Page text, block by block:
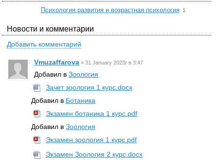
Психология развития и возрастная психология 1
Новости и комментарии
Добавить комментарий
Vmuzaffarova » 31 January 2023г в 3:47
Добавил в Зоология
Зачет зоология 1 курс.docx
Добавил в Ботаника
Экзамен ботаника 1 курс.pdf
Добавил в Зоология
Экзамен зоология 1 курс.pdf
Экзамен Зоология 2 курс.docx